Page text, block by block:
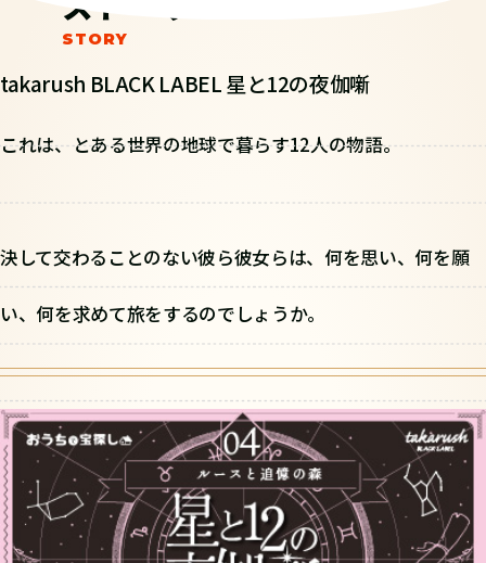
takarush BLACK LABEL 星と12の夜伽噺
これは、とある世界の地球で暮らす12人の物語。
決して交わることのない彼ら彼女らは、何を思い、何を願
い、何を求めて旅をするのでしょうか。